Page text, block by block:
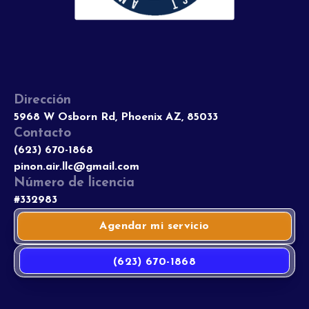
Dirección
5968 W Osborn Rd, Phoenix AZ, 85033
Contacto
(623) 670-1868
pinon.air.llc@gmail.com
Número de licencia
#332983
Agendar mi servicio
(623) 670-1868